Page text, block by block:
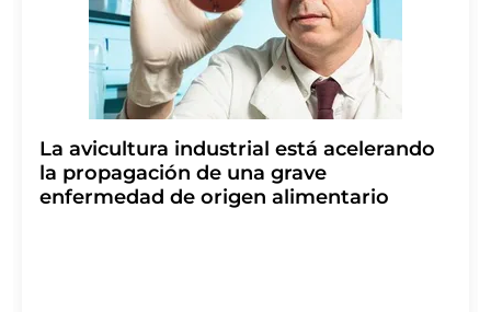
La avicultura industrial está acelerando
la propagación de una grave
enfermedad de origen alimentario